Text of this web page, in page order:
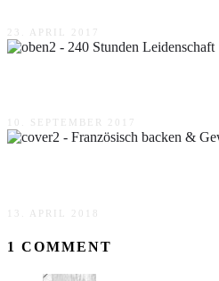
23. APRIL 2017
10. SEPTEMBER 2017
13. APRIL 2018
1 COMMENT